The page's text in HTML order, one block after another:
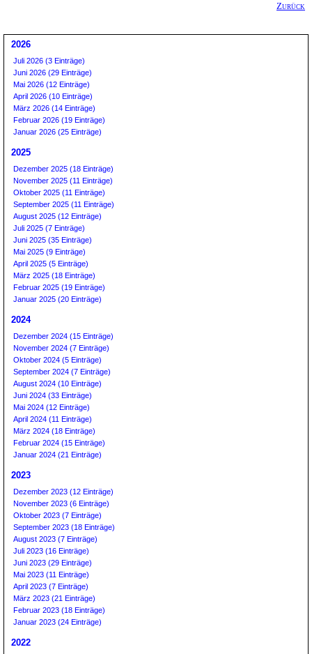
Zurück
2026
Juli 2026 (3 Einträge)
Juni 2026 (29 Einträge)
Mai 2026 (12 Einträge)
April 2026 (10 Einträge)
März 2026 (14 Einträge)
Februar 2026 (19 Einträge)
Januar 2026 (25 Einträge)
2025
Dezember 2025 (18 Einträge)
November 2025 (11 Einträge)
Oktober 2025 (11 Einträge)
September 2025 (11 Einträge)
August 2025 (12 Einträge)
Juli 2025 (7 Einträge)
Juni 2025 (35 Einträge)
Mai 2025 (9 Einträge)
April 2025 (5 Einträge)
März 2025 (18 Einträge)
Februar 2025 (19 Einträge)
Januar 2025 (20 Einträge)
2024
Dezember 2024 (15 Einträge)
November 2024 (7 Einträge)
Oktober 2024 (5 Einträge)
September 2024 (7 Einträge)
August 2024 (10 Einträge)
Juni 2024 (33 Einträge)
Mai 2024 (12 Einträge)
April 2024 (11 Einträge)
März 2024 (18 Einträge)
Februar 2024 (15 Einträge)
Januar 2024 (21 Einträge)
2023
Dezember 2023 (12 Einträge)
November 2023 (6 Einträge)
Oktober 2023 (7 Einträge)
September 2023 (18 Einträge)
August 2023 (7 Einträge)
Juli 2023 (16 Einträge)
Juni 2023 (29 Einträge)
Mai 2023 (11 Einträge)
April 2023 (7 Einträge)
März 2023 (21 Einträge)
Februar 2023 (18 Einträge)
Januar 2023 (24 Einträge)
2022